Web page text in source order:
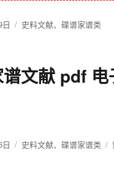
分
史料文献、碟谱家谱类
文献 pdf 电
分
史料文献、碟谱家谱类